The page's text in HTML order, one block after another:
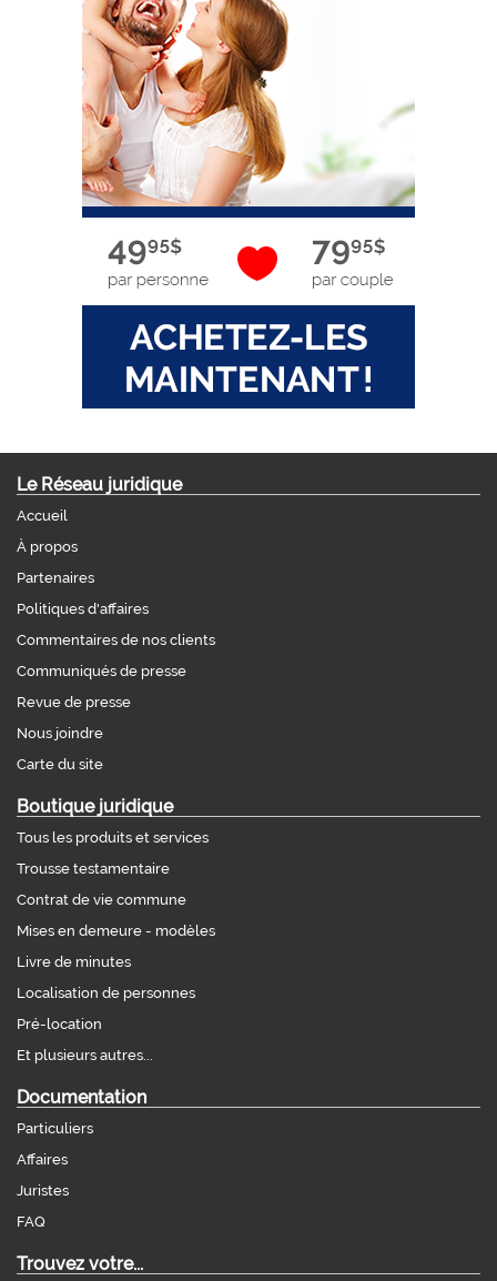
Le Réseau juridique
Accueil
À propos
Partenaires
Politiques d'affaires
Commentaires de nos clients
Communiqués de presse
Revue de presse
Nous joindre
Carte du site
Boutique juridique
Tous les produits et services
Trousse testamentaire
Contrat de vie commune
Mises en demeure - modèles
Livre de minutes
Localisation de personnes
Pré-location
Et plusieurs autres...
Documentation
Particuliers
Affaires
Juristes
FAQ
Trouvez votre...